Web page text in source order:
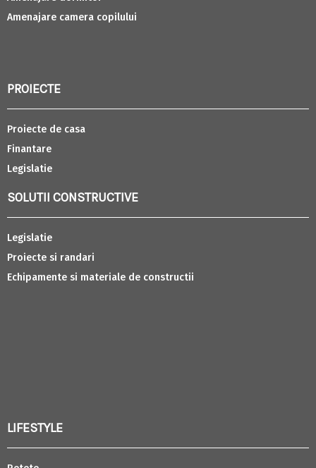
Amenajare camera copilului
PROIECTE
Proiecte de casa
Finantare
Legislatie
SOLUTII CONSTRUCTIVE
Legislatie
Proiecte si randari
Echipamente si materiale de constructii
LIFESTYLE